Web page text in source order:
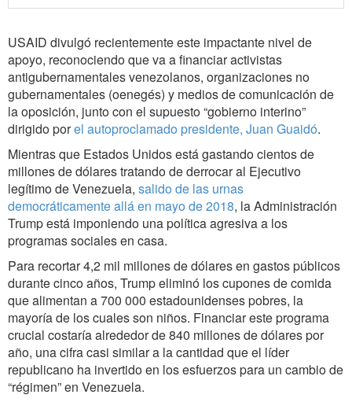
USAID divulgó recientemente este impactante nivel de
apoyo, reconociendo que va a financiar activistas
antigubernamentales venezolanos, organizaciones no
gubernamentales (oenegés) y medios de comunicación de
la oposición, junto con el supuesto “gobierno interino”
dirigido porel autoproclamado presidente, Juan Guaidó.
Mientras que Estados Unidos está gastando cientos de
millones de dólares tratando de derrocar al Ejecutivo
legítimo de Venezuela, salido de las urnas
democráticamente allá en mayo de 2018, la Administración
Trump está imponiendo una política agresiva a los
programas sociales en casa.
Para recortar 4,2 mil millones de dólares en gastos públicos
durante cinco años, Trump eliminó los cupones de comida
que alimentan a 700 000 estadounidenses pobres, la
mayoría de los cuales son niños. Financiar este programa
crucial costaría alrededor de 840 millones de dólares por
año, una cifra casi similar a la cantidad que el líder
republicano ha invertido en los esfuerzos para un cambio de
“régimen” en Venezuela.